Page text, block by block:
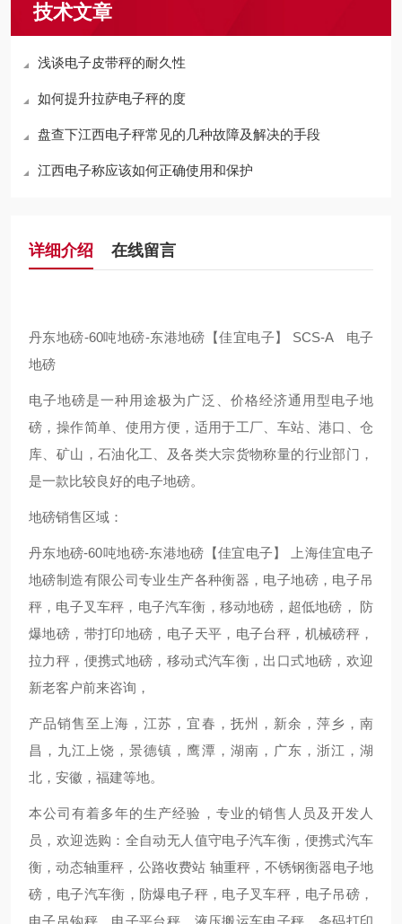
技术文章
浅谈电子皮带秤的耐久性
如何提升拉萨电子秤的度
盘查下江西电子秤常见的几种故障及解决的手段
江西电子称应该如何正确使用和保护
详细介绍 在线留言
丹东地磅-60吨地磅-东港地磅【佳宜电子】 SCS-A 电子
地磅
电子地磅是一种用途极为广泛、价格经济通用型电子地
磅，操作简单、使用方便，适用于工厂、车站、港口、仓
库、矿山，石油化工、及各类大宗货物称量的行业部门，
是一款比较良好的电子地磅。
地磅销售区域：
丹东地磅-60吨地磅-东港地磅【佳宜电子】 上海佳宜电子
地磅制造有限公司专业生产各种衡器，电子地磅，电子吊
秤，电子叉车秤，电子汽车衡，移动地磅，超低地磅， 防
爆地磅，带打印地磅，电子天平，电子台秤，机械磅秤，
拉力秤，便携式地磅，移动式汽车衡，出口式地磅，欢迎
新老客户前来咨询，
产品销售至上海，江苏，宜春，抚州，新余，萍乡，南
昌，九江上饶，景德镇，鹰潭，湖南，广东，浙江，湖
北，安徽，福建等地。
本公司有着多年的生产经验，专业的销售人员及开发人
员，欢迎选购：全自动无人值守电子汽车衡，便携式汽车
衡，动态轴重秤，公路收费站 轴重秤，不锈钢衡器电子地
磅，电子汽车衡，防爆电子秤，电子叉车秤，电子吊磅，
电子吊钩秤，电子平台秤，液压搬运车电子秤，条码打印